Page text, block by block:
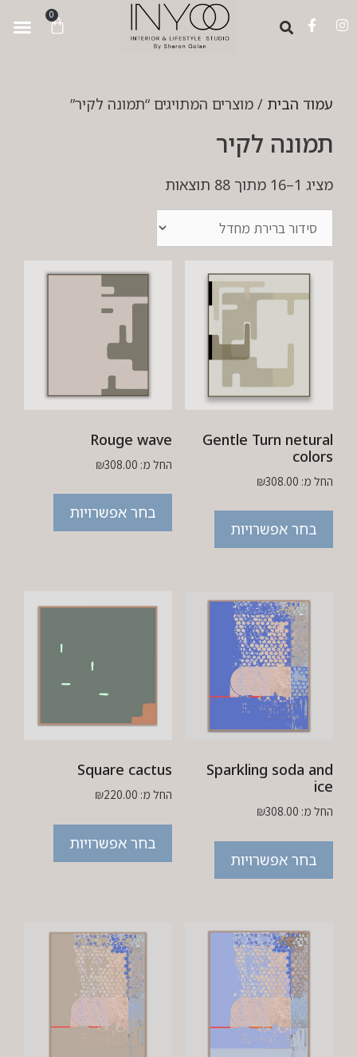
0
עמוד הבית / מוצרים המתויגים “תמונה לקיר”
תמונה לקיר
מציג 1–16 מתוך 88 תוצאות
Gentle Turn netural
colors
החל מ: ₪308.00
בחר אפשרויות
Rouge wave
החל מ: ₪308.00
בחר אפשרויות
Sparkling soda and
ice
החל מ: ₪308.00
בחר אפשרויות
Square cactus
החל מ: ₪220.00
בחר אפשרויות